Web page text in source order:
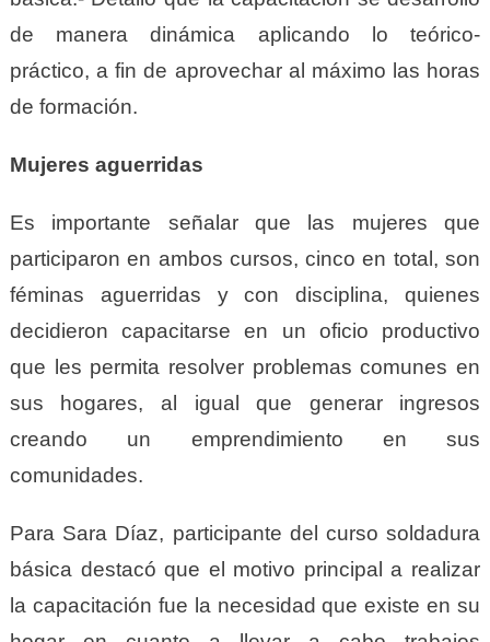
de manera dinámica aplicando lo teórico-
práctico, a fin de aprovechar al máximo las horas
de formación.
Mujeres aguerridas
Es importante señalar que las mujeres que
participaron en ambos cursos, cinco en total, son
féminas aguerridas y con disciplina, quienes
decidieron capacitarse en un oficio productivo
que les permita resolver problemas comunes en
sus hogares, al igual que generar ingresos
creando un emprendimiento en sus
comunidades.
Para Sara Díaz, participante del curso soldadura
básica destacó que el motivo principal a realizar
la capacitación fue la necesidad que existe en su